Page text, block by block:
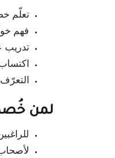
تعلّم
فهم
تدريب
لمن